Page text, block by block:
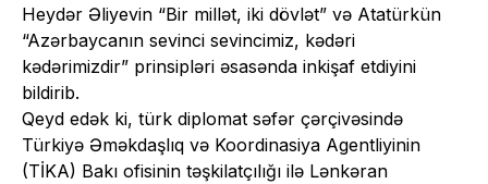
Heydər Əliyevin “Bir millət, iki dövlət” və Atatürkün
“Azərbaycanın sevinci sevincimiz, kədəri
kədərimizdir” prinsipləri əsasənda inkişaf etdiyini
bildirib.
Qeyd edək ki, türk diplomat səfər çərçivəsində
Türkiyə Əməkdaşlıq və Koordinasiya Agentliyinin
(TİKA) Bakı ofisinin təşkilatçılığı ilə Lənkəran